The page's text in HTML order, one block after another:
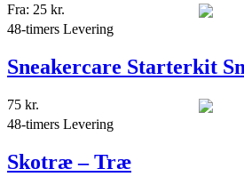
Fra: 25 kr.
48-timers Levering
Sneakercare Starterkit
75 kr.
48-timers Levering
Skotræ – Træ